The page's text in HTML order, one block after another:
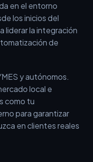
en el entorno
los inicios del
liderar la integración
de
y autónomos.
local e
como tu
para garantizar
en clientes reales